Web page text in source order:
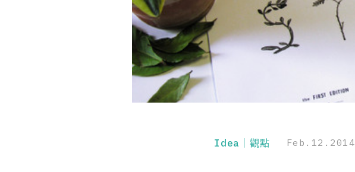
Idea｜觀點 Feb.12.2014